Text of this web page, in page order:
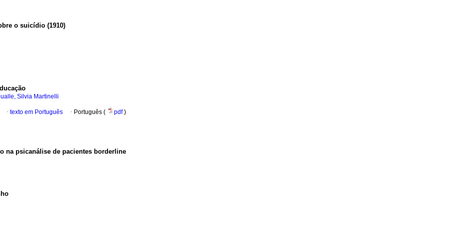
o suicídio (1910)
Silvia Martinelli
· texto em Português · Português ( pdf)
na psicanálise de pacientes borderline